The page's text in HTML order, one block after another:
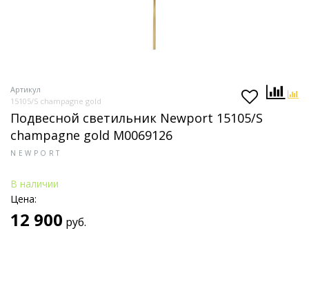
Артикул
15105/S champagne gold
Подвесной светильник Newport 15105/S
champagne gold М0069126
NEWPORT
В наличии
Цена:
12 900 руб.